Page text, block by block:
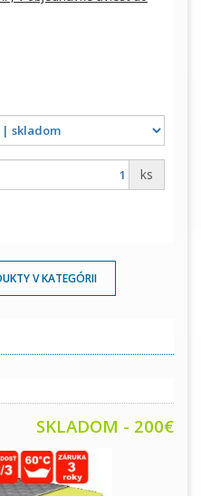
ks
V KATEGÓRII
SKLADOM - 200€